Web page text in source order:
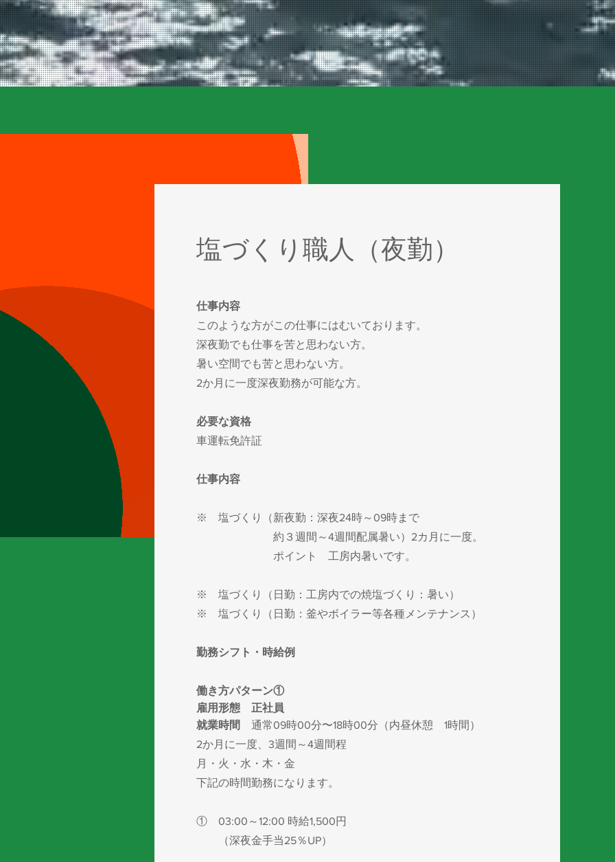
​塩づくり職人（夜勤）
仕事内容
​このような方がこの仕事にはむいております。
深夜勤でも仕事を苦と思わない方。
​暑い空間でも苦と思わない方。​
2か月に一度深夜勤務が可能な方。
必要な資格
車運転免許証
仕事内容
※ 塩づくり（新夜勤：深夜24時～09時まで
約３週間～4週間配属暑い） 2カ月に一度。
​ ポイント 工房内暑いです。
※ 塩づくり（日勤：工房内での焼塩づくり：暑い）
※ 塩づくり（日勤：釜やボイラー等各種メンテナンス）
勤務シフト・時給例
働き方パターン①
雇用形態
正社員
就業時間
通常09時00分〜18時00分（内昼休憩 1時間）
2か月に一度、3週間～4週間程
月・火・水・木・金
下記の時間勤務になります。
① 03:00～12:00 時給1,500円
（深夜金手当25％UP）